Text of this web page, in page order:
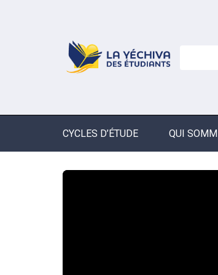
CYCLES D’ÉTUDE QUI